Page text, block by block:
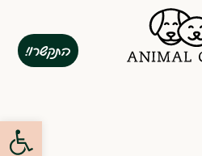
התקשרו!
פתח